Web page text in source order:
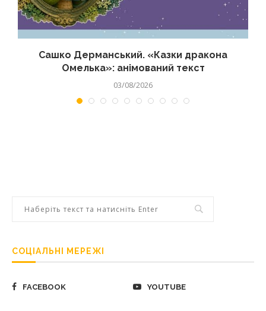
Сашко Дерманський. «Казки дракона
Омелька»: анімований текст
03/08/2026
СОЦІАЛЬНІ МЕРЕЖІ
FACEBOOK YOUTUBE